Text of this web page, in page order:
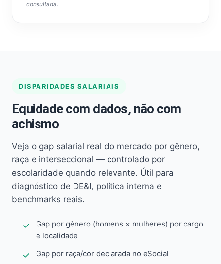
consultada.
DISPARIDADES SALARIAIS
Equidade com dados, não com
achismo
Veja o gap salarial real do mercado por gênero,
raça e interseccional — controlado por
escolaridade quando relevante. Útil para
diagnóstico de DE&I, política interna e
benchmarks reais.
Gap por gênero (homens × mulheres) por cargo
e localidade
Gap por raça/cor declarada no eSocial